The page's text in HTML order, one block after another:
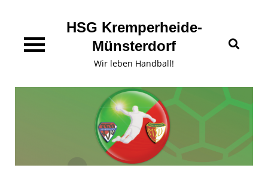
content
HSG Kremperheide-
Münsterdorf
Wir leben Handball!